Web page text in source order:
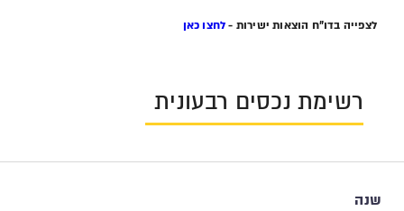
לצפייה בדו"ח הוצאות ישירות -לחצו כאן
רשימת נכסים רבעונית
שנה